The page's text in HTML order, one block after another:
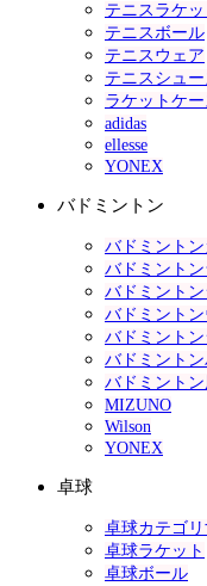
テニスラケッ
テニスボール
テニスウェア
テニスシュ
ラケットケー
adidas
ellesse
YONEX
バドミントン
バドミント
バドミントン
バドミント
バドミント
バドミント
バドミント
バドミントン
MIZUNO
Wilson
YONEX
卓球
卓球カテゴ
卓球ラケット
卓球ボール